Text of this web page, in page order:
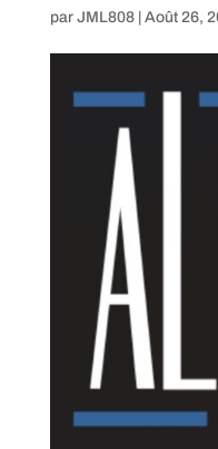
par JML808| Août 26,